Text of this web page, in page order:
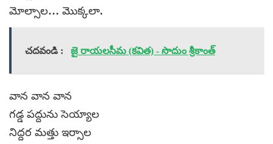
మోల్సాల… మొక్కలా.
చదవండి : జై రాయలసీమ (కవిత) - సొదుం శ్రీకాంత్
వాన వాన వాన
గడ్డ పద్దును సెయ్యాల
నిద్దర మత్తు ఇర్సాల